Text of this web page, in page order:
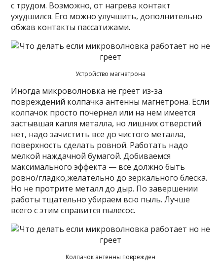
с трудом. Возможно, от нагрева контакт
ухудшился. Его можно улучшить, дополнительно
обжав контакты пассатижами.
Устройство магнетрона
Иногда микроволновка не греет из-за
повреждений колпачка антенны магнетрона. Если
колпачок просто почернел или на нем имеется
застывшая капля металла, но лишних отверстий
нет, надо зачистить все до чистого металла,
поверхность сделать ровной. Работать надо
мелкой наждачной бумагой. Добиваемся
максимального эффекта — все должно быть
ровно/гладко,желательно до зеркального блеска.
Но не протрите металл до дыр. По завершении
работы тщательно убираем всю пыль. Лучше
всего с этим справится пылесос.
Колпачок антенны поврежден